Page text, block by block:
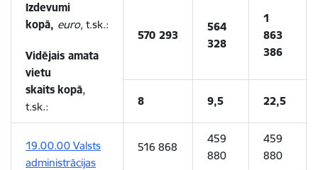
Izdevumi
kopā, euro, t.sk.:
Vidējais amata
vietu
skaits kopā,
t.sk.:
570 293
564
328
1
863
386
8 9,5 22,5
19.00.00 Valsts
administrācijas
516 868
459
880
459
880